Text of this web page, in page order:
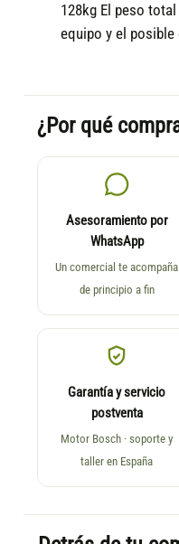
128kg El peso
equipo y el
¿Por qué
Asesoramiento por
WhatsApp
Un comercial te acompaña
de principio a fin
Garantía y servicio
postventa
Motor Bosch · soporte y
taller en España